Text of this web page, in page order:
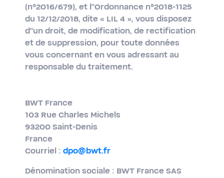
(n°2016/679), et l''Ordonnance n°2018-​1125
du 12/12/2018, dite « LIL 4 », vous disposez
d''un droit, de modification, de rectification
et de suppression, pour toute données
vous concernant en vous adressant au
responsable du traitement.
BWT France
103 Rue Charles Michels
93200 Saint-​Denis
France
Courriel : dpo@bwt.fr
Dénomination sociale : BWT France SAS